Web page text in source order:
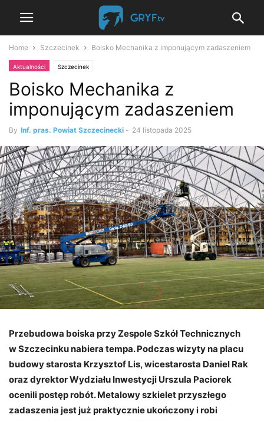
Home Szczecinek Boisko Mechanika z imponującym zadaszeniem
Aktualności Szczecinek
Boisko Mechanika z
imponującym zadaszeniem
By Inf. pras. Powiat Szczecinecki - 24 listopada 2025
Przebudowa boiska przy Zespole Szkół Technicznych
w Szczecinku nabiera tempa. Podczas wizyty na placu
budowy starosta Krzysztof Lis, wicestarosta Daniel Rak
oraz dyrektor Wydziału Inwestycji Urszula Paciorek
ocenili postęp robót. Metalowy szkielet przyszłego
zadaszenia jest już praktycznie ukończony i robi